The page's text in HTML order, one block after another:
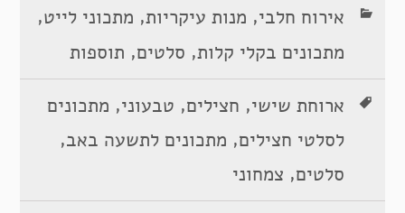
אירוח חלבי, מנות עיקריות, מתכוני לייט,
מתכונים בקלי קלות, סלטים, תוספות
ארוחת שישי, חצילים, טבעוני, מתכונים
לסלטי חצילים, מתכונים לתשעה באב,
סלטים, צמחוני